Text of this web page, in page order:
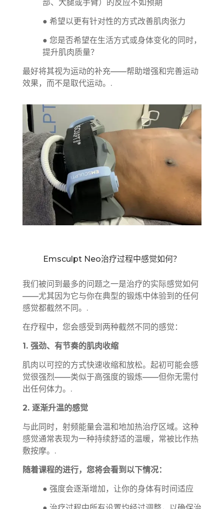
部、大腿或手臂）的反应不如预期
● 希望以更有针对性的方式改善肌肉张力
● 您是否希望在生活方式或身体变化的同时，
提升肌肉质量？
最好将其视为运动的补充——帮助增强和完善运动
效果，而不是取代运动。.
Emsculpt Neo治疗过程中感觉如何？
我们被问到最多的问题之一是治疗的实际感觉如何
——尤其因为它与你在典型的锻炼中体验到的任何
感觉都截然不同。.
在疗程中，您会感受到两种截然不同的感觉：
1. 强劲、有节奏的肌肉收缩
肌肉以可控的方式快速收缩和放松。起初可能会感
觉很强烈——类似于高强度的锻炼——但你无需付
出任何体力。.
2. 逐渐升温的感觉
与此同时，射频能量会温和地加热治疗区域。这种
感觉通常表现为一种持续舒适的温暖，常被比作热
敷按摩。.
随着课程的进行，您将会看到以下情况：
● 强度会逐渐增加，让你的身体有时间适应